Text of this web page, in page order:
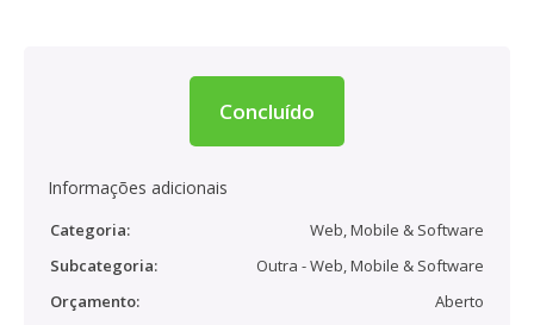
Concluído
Informações adicionais
Categoria:
Web, Mobile & Software
Subcategoria:
Outra - Web, Mobile & Software
Orçamento:
Aberto